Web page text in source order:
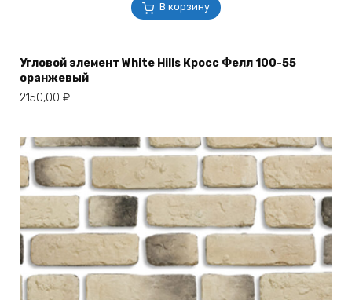
В корзину
Угловой элемент White Hills Кросс Фелл 100-55
оранжевый
2150,00 ₽